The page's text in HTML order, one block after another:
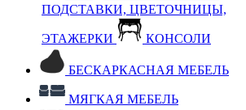
ПОДСТАВКИ, ЦВЕТОЧНИЦЫ,
ЭТАЖЕРКИ КОНСОЛИ
БЕСКАРКАСНАЯ МЕБЕЛЬ
МЯГКАЯ МЕБЕЛЬ